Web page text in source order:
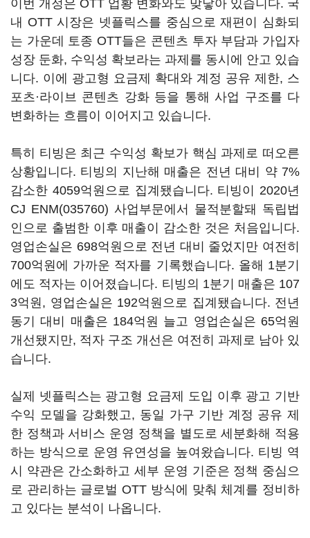
이번 개정은 OTT 업황 변화와도 맞닿아 있습니다. 국
내 OTT 시장은 넷플릭스를 중심으로 재편이 심화되
는 가운데 토종 OTT들은 콘텐츠 투자 부담과 가입자
성장 둔화, 수익성 확보라는 과제를 동시에 안고 있습
니다. 이에 광고형 요금제 확대와 계정 공유 제한, 스
포츠·라이브 콘텐츠 강화 등을 통해 사업 구조를 다
변화하는 흐름이 이어지고 있습니다.
특히 티빙은 최근 수익성 확보가 핵심 과제로 떠오른
상황입니다. 티빙의 지난해 매출은 전년 대비 약 7%
감소한 4059억원으로 집계됐습니다. 티빙이 2020년
CJ ENM(035760) 사업부문에서 물적분할돼 독립법
인으로 출범한 이후 매출이 감소한 것은 처음입니다.
영업손실은 698억원으로 전년 대비 줄었지만 여전히
700억원에 가까운 적자를 기록했습니다. 올해 1분기
에도 적자는 이어졌습니다. 티빙의 1분기 매출은 107
3억원, 영업손실은 192억원으로 집계됐습니다. 전년
동기 대비 매출은 184억원 늘고 영업손실은 65억원
개선됐지만, 적자 구조 개선은 여전히 과제로 남아 있
습니다.
실제 넷플릭스는 광고형 요금제 도입 이후 광고 기반
수익 모델을 강화했고, 동일 가구 기반 계정 공유 제
한 정책과 서비스 운영 정책을 별도로 세분화해 적용
하는 방식으로 운영 유연성을 높여왔습니다. 티빙 역
시 약관은 간소화하고 세부 운영 기준은 정책 중심으
로 관리하는 글로벌 OTT 방식에 맞춰 체계를 정비하
고 있다는 분석이 나옵니다.